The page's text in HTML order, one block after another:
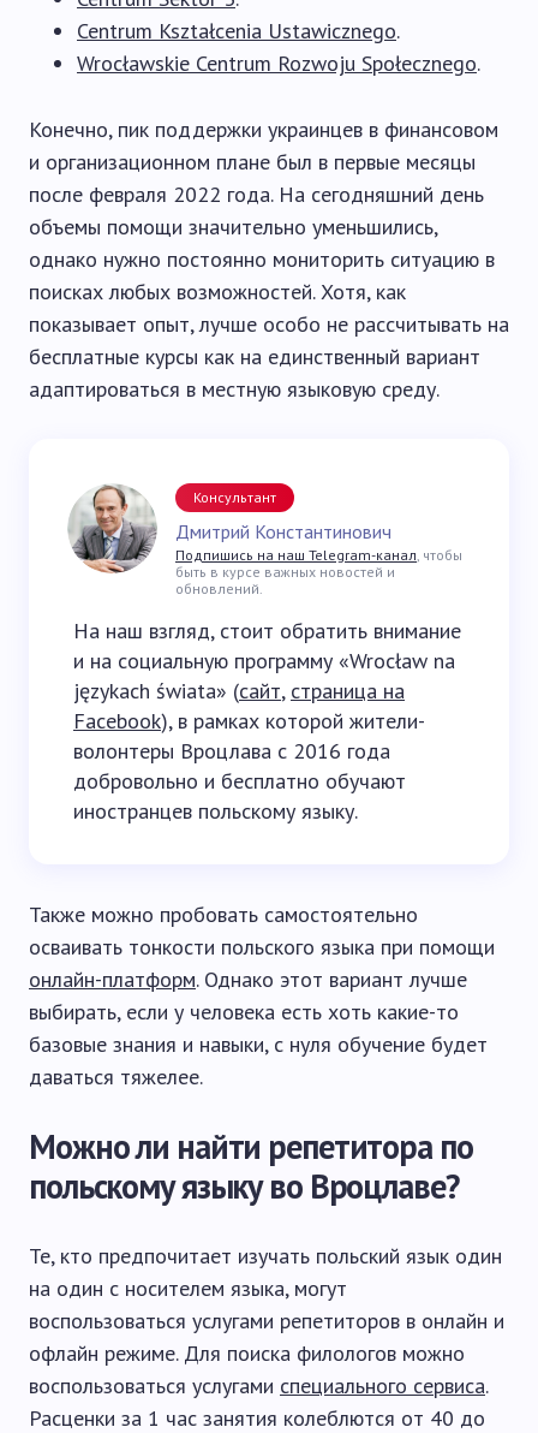
Centrum Kształcenia Ustawicznego.
Wrocławskie Centrum Rozwoju Społecznego.
Конечно, пик поддержки украинцев в финансовом
и организационном плане был в первые месяцы
после февраля 2022 года. На сегодняшний день
объемы помощи значительно уменьшились,
однако нужно постоянно мониторить ситуацию в
поисках любых возможностей. Хотя, как
показывает опыт, лучше особо не рассчитывать на
бесплатные курсы как на единственный вариант
адаптироваться в местную языковую среду.
Консультант
Дмитрий Константинович
Подпишись на наш Telegram-канал, чтобы
быть в курсе важных новостей и
обновлений.
На наш взгляд, стоит обратить внимание
и на социальную программу «Wrocław na
językach świata» (сайт, страница на
Facebook), в рамках которой жители-
волонтеры Вроцлава с 2016 года
добровольно и бесплатно обучают
иностранцев польскому языку.
Также можно пробовать самостоятельно
осваивать тонкости польского языка при помощи
онлайн-платформ. Однако этот вариант лучше
выбирать, если у человека есть хоть какие-то
базовые знания и навыки, с нуля обучение будет
даваться тяжелее.
Можно ли найти репетитора по
польскому языку во Вроцлаве?
Те, кто предпочитает изучать польский язык один
на один с носителем языка, могут
воспользоваться услугами репетиторов в онлайн и
офлайн режиме. Для поиска филологов можно
воспользоваться услугами специального сервиса.
Расценки за 1 час занятия колеблются от 40 до